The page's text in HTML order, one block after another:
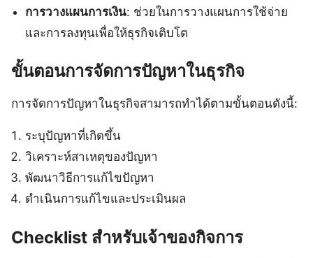
การวางแผนการเงิน: ช่วยในการวางแผนการใช้จ่าย
และการลงทุนเพื่อให้ธุรกิจเติบโต
ขั้นตอนการจัดการปัญหาในธุรกิจ
การจัดการปัญหาในธุรกิจสามารถทำได้ตามขั้นตอนดังนี้:
ระบุปัญหาที่เกิดขึ้น
วิเคราะห์สาเหตุของปัญหา
พัฒนาวิธีการแก้ไขปัญหา
ดำเนินการแก้ไขและประเมินผล
Checklist สำหรับเจ้าของกิจการ